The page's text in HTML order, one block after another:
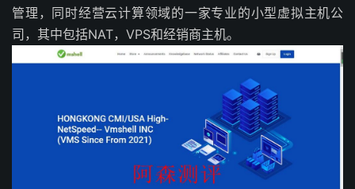
管理，同时经营云计算领域的一家专业的小型虚拟主机公
司，其中包括NAT，VPS和经销商主机。